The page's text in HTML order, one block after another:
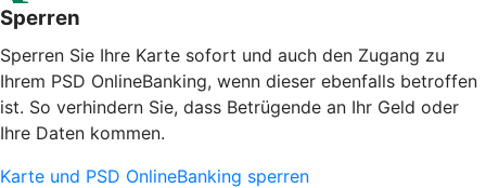
Sperren
Sperren Sie Ihre Karte sofort und auch den Zugang zu
Ihrem PSD OnlineBanking, wenn dieser ebenfalls betroffen
ist. So verhindern Sie, dass Betrügende an Ihr Geld oder
Ihre Daten kommen.
Karte und PSD OnlineBanking sperren